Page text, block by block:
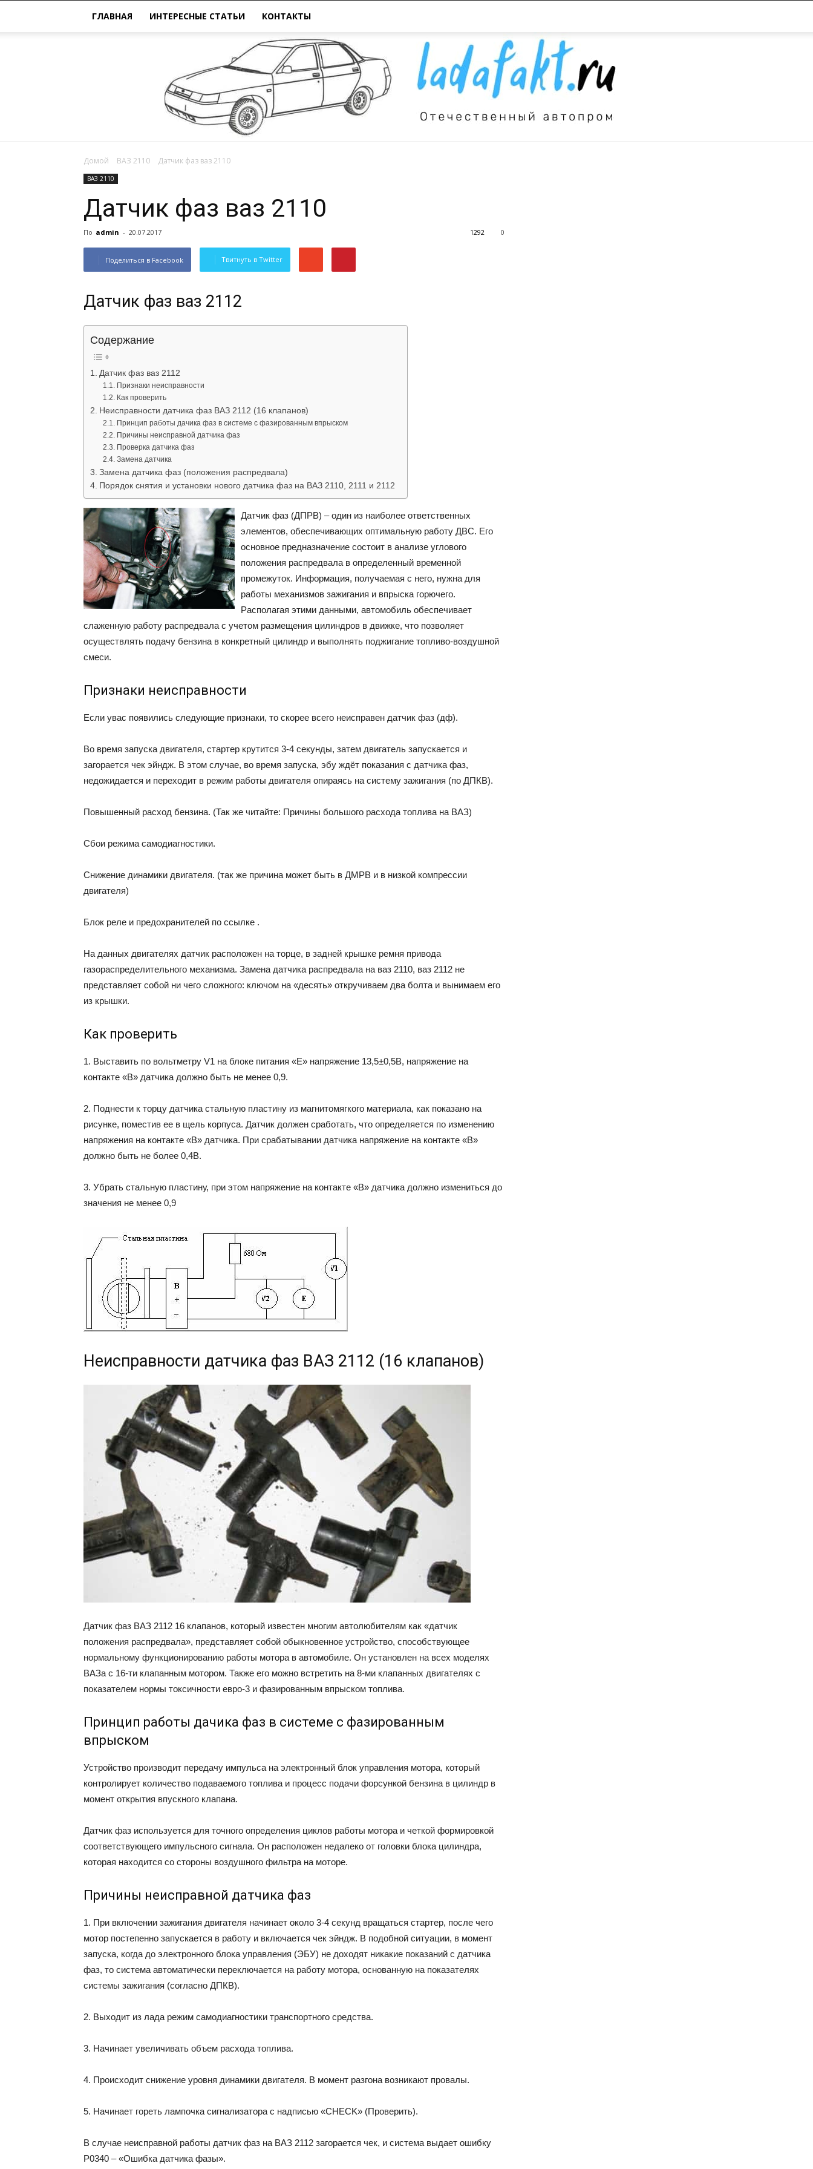
ГЛАВНАЯ ИНТЕРЕСНЫЕ СТАТЬИ КОНТАКТЫ
ВАЗ
Домой ВАЗ 2110 Датчик фаз ваз 2110
ВАЗ 2110
Датчик фаз ваз 2110
По admin - 20.07.2017 0
1292
Поделиться в Facebook Твитнуть в Twitter
Датчик фаз ваз 2112
Содержание
Датчик фаз ваз 2112
Признаки неисправности
Как проверить
Неисправности датчика фаз ВАЗ 2112 (16 клапанов)
Принцип работы дачика фаз в системе с фазированным впрыском
Причины неисправной датчика фаз
Проверка датчика фаз
Замена датчика
Замена датчика фаз (положения распредвала)
Порядок снятия и установки нового датчика фаз на ВАЗ 2110, 2111 и 2112
Датчик фаз (ДПРВ) – один из наиболее ответственных
элементов, обеспечивающих оптимальную работу ДВС. Его
основное предназначение состоит в анализе углового
положения распредвала в определенный временной
промежуток. Информация, получаемая с него, нужна для
работы механизмов зажигания и впрыска горючего.
Располагая этими данными, автомобиль обеспечивает
слаженную работу распредвала с учетом размещения цилиндров в движке, что позволяет
осуществлять подачу бензина в конкретный цилиндр и выполнять поджигание топливо-воздушной
смеси.
Признаки неисправности
Если увас появились следующие признаки, то скорее всего неисправен датчик фаз (дф).
Во время запуска двигателя, стартер крутится 3-4 секунды, затем двигатель запускается и
загорается чек эйндж. В этом случае, во время запуска, эбу ждёт показания с датчика фаз,
недожидается и переходит в режим работы двигателя опираясь на систему зажигания (по ДПКВ).
Повышенный расход бензина. (Так же читайте: Причины большого расхода топлива на ВАЗ)
Сбои режима самодиагностики.
Снижение динамики двигателя. (так же причина может быть в ДМРВ и в низкой компрессии
двигателя)
Блок реле и предохранителей по ссылке .
На данных двигателях датчик расположен на торце, в задней крышке ремня привода
газораспределительного механизма. Замена датчика распредвала на ваз 2110, ваз 2112 не
представляет собой ни чего сложного: ключом на «десять» откручиваем два болта и вынимаем его
из крышки.
Как проверить
1. Выставить по вольтметру V1 на блоке питания «Е» напряжение 13,5±0,5В, напряжение на
контакте «В» датчика должно быть не менее 0,9.
2. Поднести к торцу датчика стальную пластину из магнитомягкого материала, как показано на
рисунке, поместив ее в щель корпуса. Датчик должен сработать, что определяется по изменению
напряжения на контакте «В» датчика. При срабатывании датчика напряжение на контакте «В»
должно быть не более 0,4В.
3. Убрать стальную пластину, при этом напряжение на контакте «В» датчика должно измениться до
значения не менее 0,9
Неисправности датчика фаз ВАЗ 2112 (16 клапанов)
Датчик фаз ВАЗ 2112 16 клапанов, который известен многим автолюбителям как «датчик
положения распредвала», представляет собой обыкновенное устройство, способствующее
нормальному функционированию работы мотора в автомобиле. Он установлен на всех моделях
ВАЗа с 16-ти клапанным мотором. Также его можно встретить на 8-ми клапанных двигателях с
показателем нормы токсичности евро-3 и фазированным впрыском топлива.
Принцип работы дачика фаз в системе с фазированным
впрыском
Устройство производит передачу импульса на электронный блок управления мотора, который
контролирует количество подаваемого топлива и процесс подачи форсункой бензина в цилиндр в
момент открытия впускного клапана.
Датчик фаз используется для точного определения циклов работы мотора и четкой формировкой
соответствующего импульсного сигнала. Он расположен недалеко от головки блока цилиндра,
которая находится со стороны воздушного фильтра на моторе.
Причины неисправной датчика фаз
1. При включении зажигания двигателя начинает около 3-4 секунд вращаться стартер, после чего
мотор постепенно запускается в работу и включается чек эйндж. В подобной ситуации, в момент
запуска, когда до электронного блока управления (ЭБУ) не доходят никакие показаний с датчика
фаз, то система автоматически переключается на работу мотора, основанную на показателях
системы зажигания (согласно ДПКВ).
2. Выходит из лада режим самодиагностики транспортного средства.
3. Начинает увеличивать объем расхода топлива.
4. Происходит снижение уровня динамики двигателя. В момент разгона возникают провалы.
5. Начинает гореть лампочка сигнализатора с надписью «CHECK» (Проверить).
В случае неисправной работы датчик фаз на ВАЗ 2112 загорается чек, и система выдает ошибку
Р0340 – «Ошибка датчика фазы».